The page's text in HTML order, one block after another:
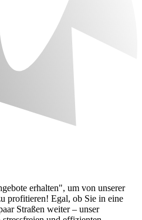
erhalten", um von unserer
profitieren! Egal, ob Sie in eine
Straßen weiter – unser